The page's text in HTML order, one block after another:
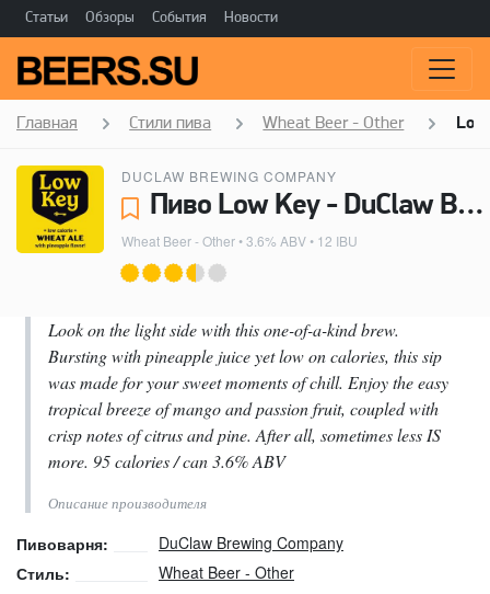
Статьи Обзоры События Новости
Главная Стили пива Wheat Beer - Other
DUCLAW BREWING COMPANY
Пиво Low Key - DuClaw Brewing Company
Wheat Beer - Other• 3.6% ABV • 12 IBU
Look on the light side with this one-of-a-kind brew.
Bursting with pineapple juice yet low on calories, this sip
was made for your sweet moments of chill. Enjoy the easy
tropical breeze of mango and passion fruit, coupled with
crisp notes of citrus and pine. After all, sometimes less IS
more. 95 calories / can 3.6% ABV
Описание производителя
Пивоварня:
DuClaw Brewing Company
Стиль:
Wheat Beer - Other